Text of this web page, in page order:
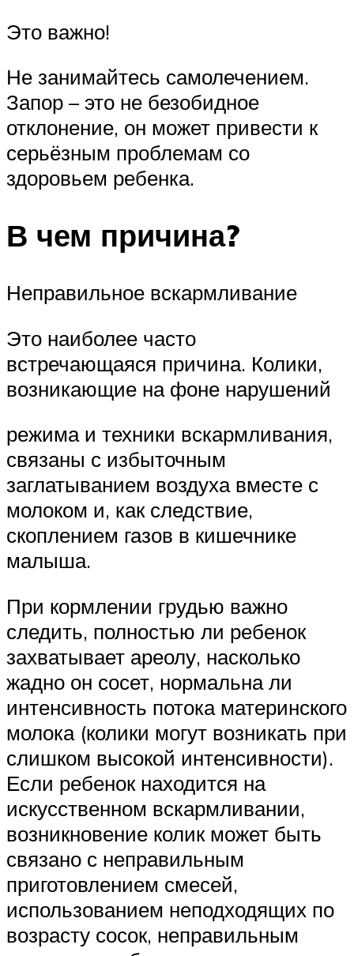
Это важно!
Не занимайтесь самолечением.
Запор – это не безобидное
отклонение, он может привести к
серьёзным проблемам со
здоровьем ребенка.
В чем причина?
Неправильное вскармливание
Это наиболее часто
встречающаяся причина. Колики,
возникающие на фоне нарушений
режима и техники вскармливания,
связаны с избыточным
заглатыванием воздуха вместе с
молоком и, как следствие,
скоплением газов в кишечнике
малыша.
При кормлении грудью важно
следить, полностью ли ребенок
захватывает ареолу, насколько
жадно он сосет, нормальна ли
интенсивность потока материнского
молока (колики могут возникать при
слишком высокой интенсивности).
Если ребенок находится на
искусственном вскармливании,
возникновение колик может быть
связано с неправильным
приготовлением смесей,
использованием неподходящих по
возрасту сосок, неправильным